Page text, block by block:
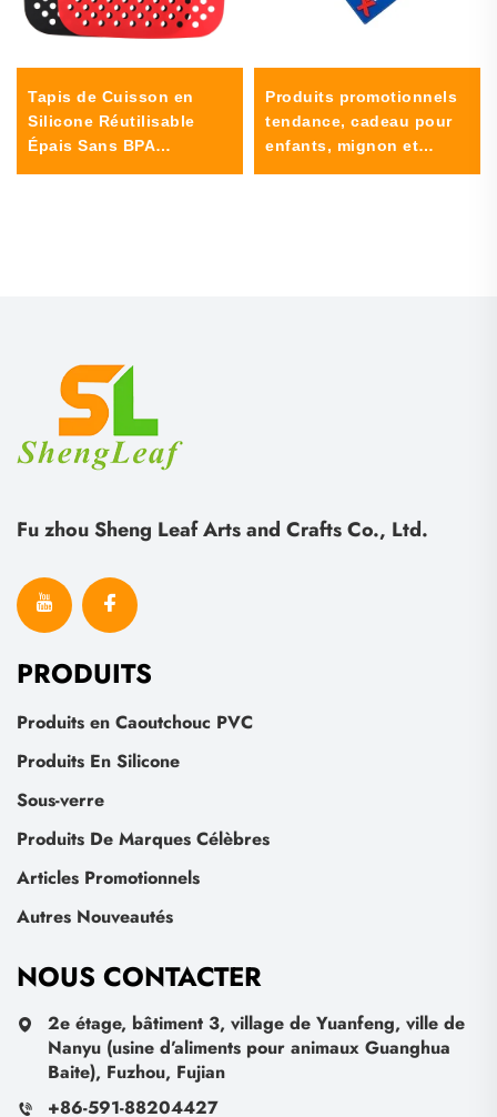
Tapis de Cuisson en
Silicone Réutilisable
Épais Sans BPA
Produits promotionnels
tendance, cadeau pour
enfants, mignon et
Fu zhou Sheng Leaf Arts and Crafts Co., Ltd.
PRODUITS
Produits en Caoutchouc PVC
Produits En Silicone
Sous-verre
Produits De Marques Célèbres
Articles Promotionnels
Autres Nouveautés
NOUS CONTACTER
2e étage, bâtiment 3, village de Yuanfeng, ville de
Nanyu (usine d’aliments pour animaux Guanghua
Baite), Fuzhou, Fujian
+86-591-88204427